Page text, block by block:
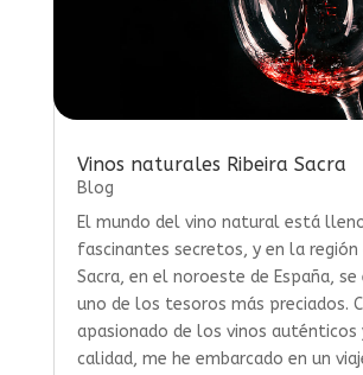
Vinos naturales Ribeira Sacra
Blog
El mundo del vino natural está
fascinantes secretos, y en la región
Sacra, en el noroeste de España,
uno de los tesoros más preciados.
apasionado de los vinos auténticos
calidad, me he embarcado en un